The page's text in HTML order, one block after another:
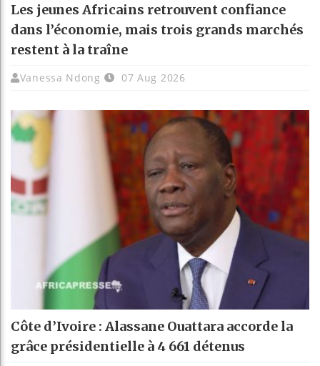
Les jeunes Africains retrouvent confiance
dans l’économie, mais trois grands marchés
restent à la traîne
Vanessa Ndong 07 Aug 2026
Côte d’Ivoire : Alassane Ouattara accorde la
grâce présidentielle à 4 661 détenus